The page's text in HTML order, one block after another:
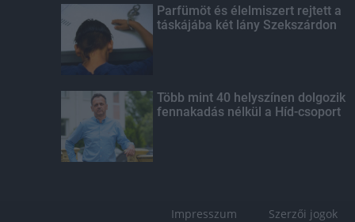
Parfümöt és élelmiszert rejtett a
táskájába két lány Szekszárdon
Több mint 40 helyszínen dolgozik
fennakadás nélkül a Híd-csoport
Impresszum Szerzői jogok